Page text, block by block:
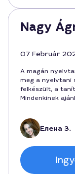
Nagy
07 Február
A magán
meg a nyelvtani
felkészült, a
Mindenkinek
Елена З.